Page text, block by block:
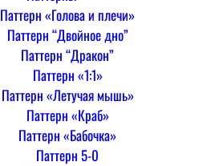
Паттерн «Голова и плечи»
Паттерн “Двойное дно”
Паттерн “Дракон”
Паттерн «1:1»
Паттерн «Летучая мышь»
Паттерн «Краб»
Паттерн «Бабочка»
Паттерн 5-0